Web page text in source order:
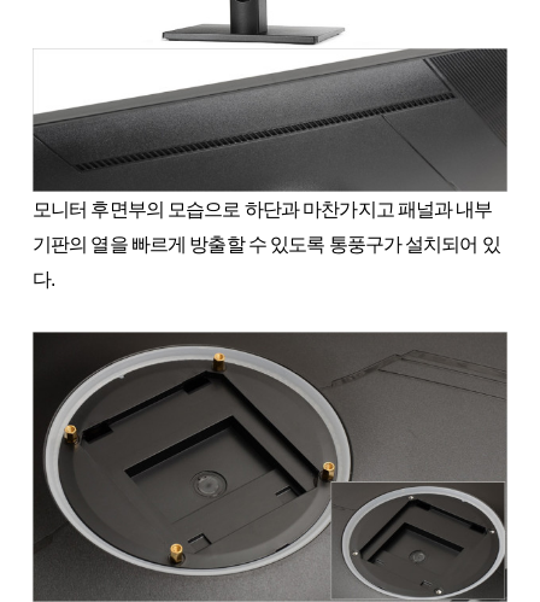
모니터 후면부의 모습으로 하단과 마찬가지고 패널과 내부
기판의 열을 빠르게 방출할 수 있도록 통풍구가 설치되어 있
다.